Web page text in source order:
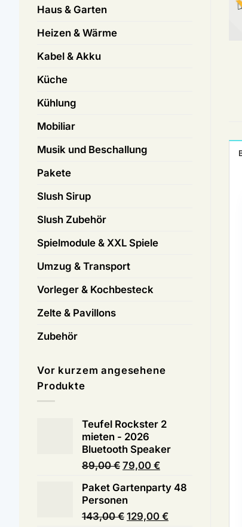
Haus & Garten
Heizen & Wärme
Kabel & Akku
Küche
Kühlung
Mobiliar
Musik und Beschallung
Pakete
Slush Sirup
Slush Zubehör
Spielmodule & XXL Spiele
Umzug & Transport
Vorleger & Kochbesteck
Zelte & Pavillons
Zubehör
Vor kurzem angesehene
Produkte
Teufel Rockster 2
mieten - 2026
Bluetooth Speaker
89,00€ Ursprünglicher
war:
89,00 €
79,00 €Aktueller
ist:
Paket Gartenparty 48
Personen
143,00€ Ursprünglicher
129,00 €Aktueller